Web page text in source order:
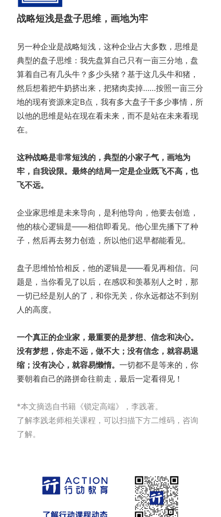
战略短浅是盘子思维，画地为牢
另一种企业是战略短浅，这种企业占大多数，思维是
典型的盘子思维：我先盘算自己只有一亩三分地，盘
算着自己有几头牛？多少头猪？基于这几头牛和猪，
然后想着把牛奶挤出来，把猪肉卖掉……按照一亩三分
地的现有资源来定B点，我有多大盘子干多少事情，所
以他的思维是站在现在看未来，而不是站在未来看现
在。
这种战略是非常短浅的，典型的小家子气，画地为
牢，自我设限。最终的结局一定是企业既飞不高，也
飞不远。
企业家思维是未来导向，是利他导向，他要去创造，
他的核心逻辑是——相信即看见。他心里先播下了种
子，然后再去努力创造，所以他们迟早都能看见。
盘子思维恰恰相反，他的逻辑是——看见再相信。问
题是，当你看见了以后，在感叹和羡慕别人之时，那
一切已经是别人的了，和你无关，你永远都达不到别
人的高度。
一个真正的企业家，最重要的是梦想、信念和决心。
没有梦想，你走不远，做不大；没有信念，就容易退
缩；没有决心，就容易懒惰。 一切都不是等来的，你
要朝着自己的路拼命往前走，最后一定看得见！
*本文摘选自书籍《锁定高端》，李践著。
了解李践老师相关课程，可以扫描下方二维码，咨询
了解。